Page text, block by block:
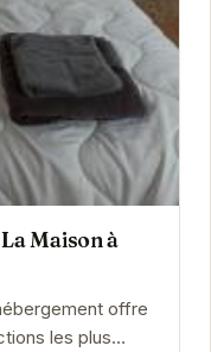
Maison à
offre
les plus